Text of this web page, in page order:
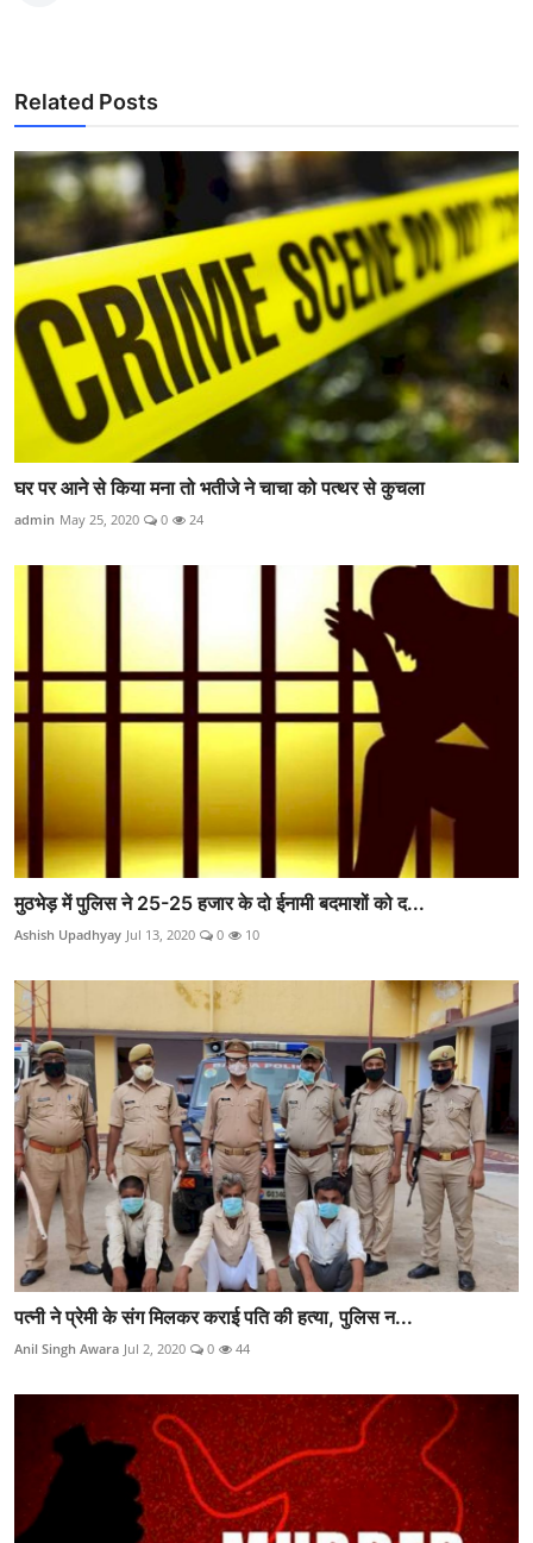
Related Posts
घर पर आने से किया मना तो भतीजे ने चाचा को पत्थर से कुचला
admin May 25, 2020 0 24
मुठभेड़ में पुलिस ने 25-25 हजार के दो ईनामी बदमाशों को द...
Ashish Upadhyay Jul 13, 2020 0 10
पत्नी ने प्रेमी के संग मिलकर कराई पति की हत्या, पुलिस न...
Anil Singh Awara Jul 2, 2020 0 44